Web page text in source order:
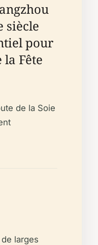
siècle
pour
Fête
de la Soie
larges